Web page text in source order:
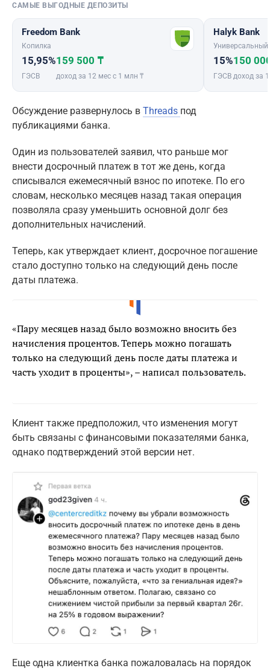
САМЫЕ ВЫГОДНЫЕ ДЕПОЗИТЫ
Freedom Bank
Копилка
15,95%
ГЭСВ
159 500 ₸
доход за 12 мес с 1 млн ₸
Halyk Bank
Универсальный
15%
ГЭСВ
150
доход за
Обсуждение развернулось в Threads под
публикациями банка.
Один из пользователей заявил, что раньше мог
внести досрочный платеж в тот же день, когда
списывался ежемесячный взнос по ипотеке. По его
словам, несколько месяцев назад такая операция
позволяла сразу уменьшить основной долг без
дополнительных начислений.
Теперь, как утверждает клиент, досрочное погашение
стало доступно только на следующий день после
даты платежа.
«Пару месяцев назад было возможно вносить без
начисления процентов. Теперь можно погашать
только на следующий день после даты платежа и
часть уходит в проценты», – написал пользователь.
Клиент также предположил, что изменения могут
быть связаны с финансовыми показателями банка,
однако подтверждений этой версии нет.
Еще одна клиентка банка пожаловалась на порядок